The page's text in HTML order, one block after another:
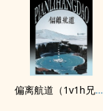
偏离航道（1v1h兄妹骨科bg）